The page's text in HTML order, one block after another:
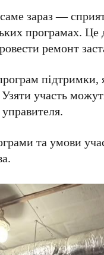
зараз —
програмах.
ремонт
підтримки,
участь
та умови
.